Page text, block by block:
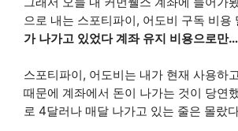
으로 내는 스포티파이, 어도비 구독 비용
가 나가고 있었다 계좌 유지 비용으로만…
스포티파이, 어도비는 내가 현재 사용하
때문에 계좌에서 돈이 나가는 것이 당연
로 4달러나 매달 나가고 있는 줄은 몰랐